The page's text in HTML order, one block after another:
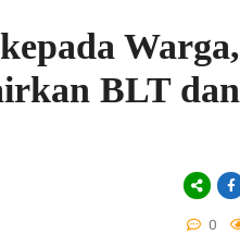
Warga,
BLT dan
0